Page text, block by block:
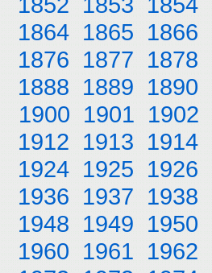
1864 1865 1866
1876 1877 1878
1888 1889 1890
1900 1901 1902
1912 1913 1914
1924 1925 1926
1936 1937 1938
1948 1949 1950
1960 1961 1962